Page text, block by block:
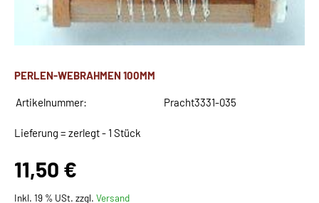
PERLEN-WEBRAHMEN 100MM
Artikelnummer: Pracht3331-035
Lieferung = zerlegt - 1 Stück
11,50 €
Inkl. 19 % USt. zzgl. Versand